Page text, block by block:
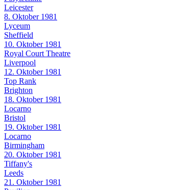
Leicester
8. Oktober 1981
Lyceum
Sheffield
10. Oktober 1981
Royal Court Theatre
Liverpool
12. Oktober 1981
Top Rank
Brighton
18. Oktober 1981
Locarno
Bristol
19. Oktober 1981
Locarno
Birmingham
20. Oktober 1981
Tiffany's
Leeds
21. Oktober 1981